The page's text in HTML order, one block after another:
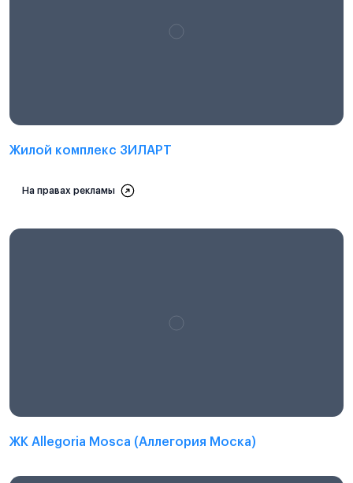
Жилой комплекс ЗИЛАРТ
На правах рекламы
ЖК Allegoria Mosca (Аллегория Моска)